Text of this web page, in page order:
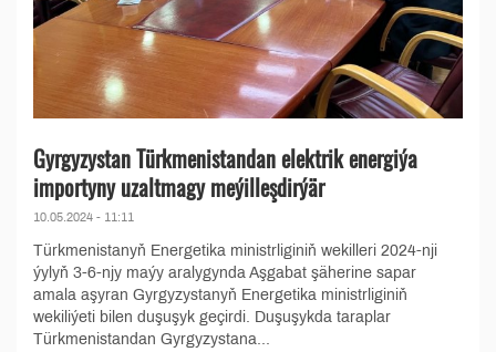
Gyrgyzystan Türkmenistandan elektrik energiýa
importyny uzaltmagy meýilleşdirýär
10.05.2024 - 11:11
Türkmenistanyň Energetika ministrliginiň wekilleri 2024-nji
ýylyň 3-6-njy maýy aralygynda Aşgabat şäherine sapar
amala aşyran Gyrgyzystanyň Energetika ministrliginiň
wekiliýeti bilen duşuşyk geçirdi. Duşuşykda taraplar
Türkmenistandan Gyrgyzystana...